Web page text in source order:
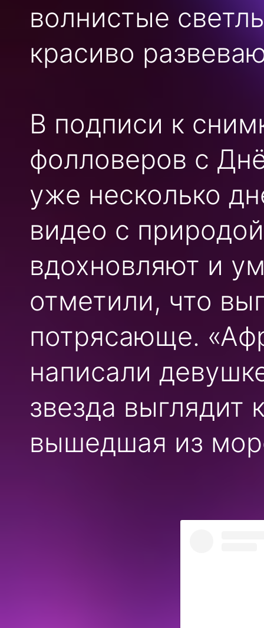
волнистые
красиво
В подписи к
фолловеров с
уже несколько
видео с
вдохновляют и
отметили, что
потрясающе.
написали
звезда выглядит
вышедшая из